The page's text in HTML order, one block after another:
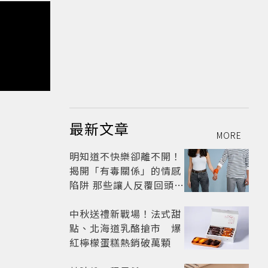
最新文章 MORE
明知道不快樂卻離不開！
揭開「有毒關係」的情感
陷阱 那些讓人反覆回頭的
戒？
中秋送禮新戰場！法式甜
點、北海道乳酪搶市 爆
紅檸檬蛋糕熱銷破萬顆